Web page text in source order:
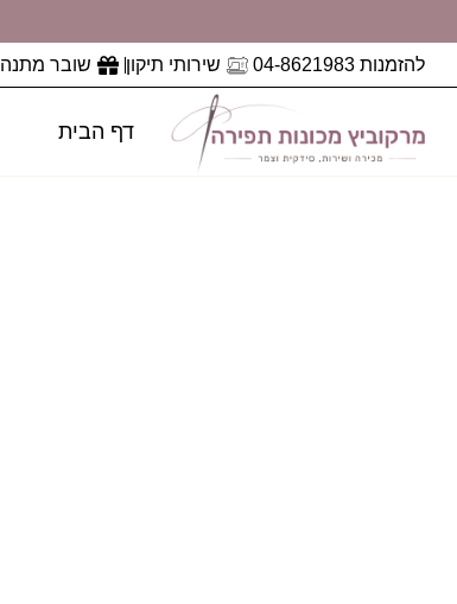
להזמנות 04-8621983 שירותי תיקון שובר מתנה
דף הבית